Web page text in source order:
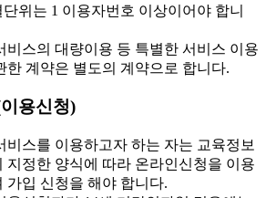
단위는 1 이용자번호 이상이어야 합니
스의 대량이용 등 특별한 서비스 이용
한 계약은 별도의 계약으로 합니다.
용신청)
스를 이용하고자 하는 자는 교육정보
지정한 양식에 따라 온라인신청을 이용
가입 신청을 해야 합니다.